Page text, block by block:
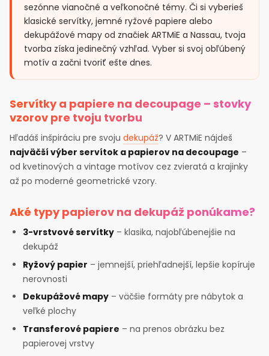
sezónne vianočné a veľkonočné témy. Či si vyberieš
klasické servítky, jemné ryžové papiere alebo
dekupážové mapy od značiek ARTMiE a Nassau, tvoja
tvorba získa jedinečný vzhľad. Vyber si svoj obľúbený
motív a začni tvoriť ešte dnes.
Servítky a papiere na decoupage – stovky
vzorov pre tvoju tvorbu
Hľadáš inšpiráciu pre svoju dekupáž? V ARTMiE nájdeš
najväčší výber servítok a papierov na decoupage –
od kvetinových a vintage motívov cez zvieratá a krajinky
až po moderné geometrické vzory.
Aké typy papierov na dekupáž ponúkame?
3-vrstvové servítky – klasika, najobľúbenejšie na
dekupáž
Ryžový papier – jemnejší, priehľadnejší, lepšie kopíruje
nerovnosti
Dekupážové mapy – väčšie formáty pre nábytok a
veľké plochy
Transferové papiere – na prenos obrázku bez
papierovej vrstvy